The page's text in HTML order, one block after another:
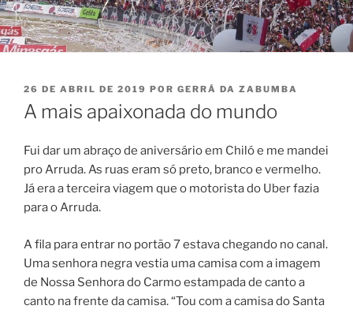
PUBLICADO
EM
26 DE ABRIL DE 2019 POR GERRÁ DA ZABUMBA
A mais apaixonada do mundo
Fui dar um abraço de aniversário em Chiló e me mandei
pro Arruda. As ruas eram só preto, branco e vermelho.
Já era a terceira viagem que o motorista do Uber fazia
para o Arruda.
A fila para entrar no portão 7 estava chegando no canal.
Uma senhora negra vestia uma camisa com a imagem
de Nossa Senhora do Carmo estampada de canto a
canto na frente da camisa. “Tou com a camisa do Santa